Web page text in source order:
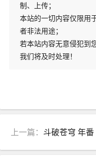
制、上传；
本站的一切内容仅限用
者非法用途；
若本站内容无意侵犯到
我们将及时处理！
上一篇： 斗破苍穹 年番